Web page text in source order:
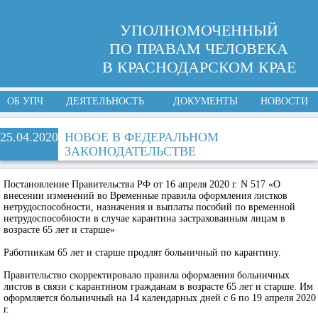
УПОЛНОМОЧЕННЫЙ
ПО ПРАВАМ ЧЕЛОВЕКА
В КРАСНОДАРСКОМ КРАЕ
ОБ УПЧ ДЕЯТЕЛЬНОСТЬ ДОКУМЕНТЫ НОВОСТИ
25.04.2020 НОВОЕ В ФЕДЕРАЛЬНОМ
ЗАКОНОДАТЕЛЬСТВЕ
Постановление Правительства РФ от 16 апреля 2020 г. N 517 «О
внесении изменений во Временные правила оформления листков
нетрудоспособности, назначения и выплаты пособий по временной
нетрудоспособности в случае карантина застрахованным лицам в
возрасте 65 лет и старше»
Работникам 65 лет и старше продлят больничный по карантину.
Правительство скорректировало правила оформления больничных
листов в связи с карантином гражданам в возрасте 65 лет и старше. Им
оформляется больничный на 14 календарных дней с 6 по 19 апреля 2020
г.